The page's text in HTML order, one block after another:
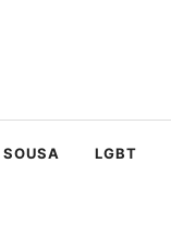
LGBT